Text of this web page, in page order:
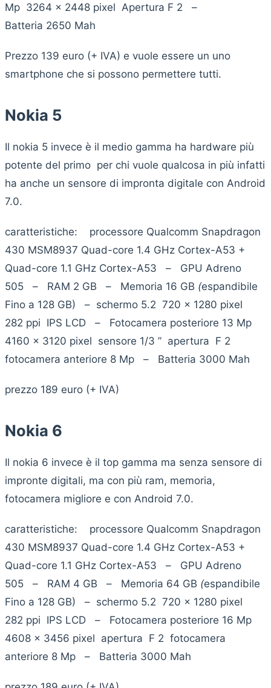
Mp 3264 x 2448 pixel Apertura F 2 –
Batteria 2650 Mah
Prezzo 139 euro (+ IVA) e vuole essere un uno
smartphone che si possono permettere tutti.
Nokia 5
Il nokia 5 invece è il medio gamma ha hardware più
potente del primo per chi vuole qualcosa in più infatti
ha anche un sensore di impronta digitale con Android
7.0.
caratteristiche: processore Qualcomm Snapdragon
430 MSM8937 Quad-core 1.4 GHz Cortex-A53 +
Quad-core 1.1 GHz Cortex-A53 – GPU Adreno
505 – RAM 2 GB – Memoria 16 GB (espandibile
Fino a 128 GB) – schermo 5.2 720 x 1280 pixel
282 ppi IPS LCD – Fotocamera posteriore 13 Mp
4160 x 3120 pixel sensore 1/3 ” apertura F 2
fotocamera anteriore 8 Mp – Batteria 3000 Mah
prezzo 189 euro (+ IVA)
Nokia 6
Il nokia 6 invece è il top gamma ma senza sensore di
impronte digitali, ma con più ram, memoria,
fotocamera migliore e con Android 7.0.
caratteristiche: processore Qualcomm Snapdragon
430 MSM8937 Quad-core 1.4 GHz Cortex-A53 +
Quad-core 1.1 GHz Cortex-A53 – GPU Adreno
505 – RAM 4 GB – Memoria 64 GB (espandibile
Fino a 128 GB) – schermo 5.2 720 x 1280 pixel
282 ppi IPS LCD – Fotocamera posteriore 16 Mp
4608 x 3456 pixel apertura F 2 fotocamera
anteriore 8 Mp – Batteria 3000 Mah